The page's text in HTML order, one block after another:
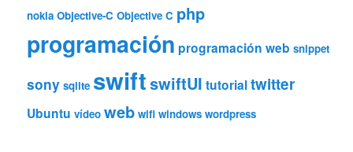
nokia Objective-C Objective C php
programación programación web snippet
sony sqlite swiftswiftUI tutorialtwitter
Ubuntu vídeo web wifi windows wordpress